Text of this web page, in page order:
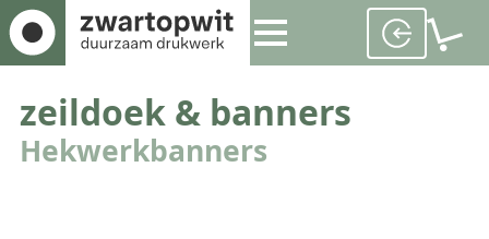
zeildoek & banners
Hekwerkbanners